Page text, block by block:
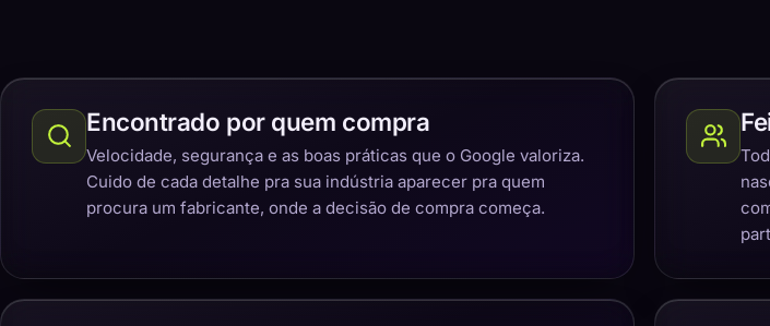
Encontrado por quem compra
Velocidade, segurança e as boas práticas que o Google valoriza.
Cuido de cada detalhe pra sua indústria aparecer pra quem
procura um fabricante, onde a decisão de compra começa.